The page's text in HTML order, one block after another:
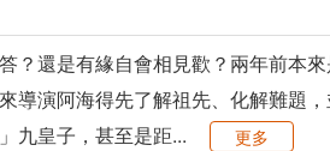
？還是有緣自會相見歡？兩年前本
導演阿海得先了解祖先、化解難題
九皇子，甚至是距...
更多